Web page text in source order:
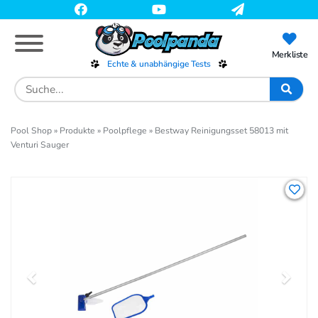
to
main
content
Echte & unabhängige Tests
Search
for:
Merkliste
Pool Shop» Produkte » Poolpflege » Bestway Reinigungsset 58013 mit
Venturi Sauger